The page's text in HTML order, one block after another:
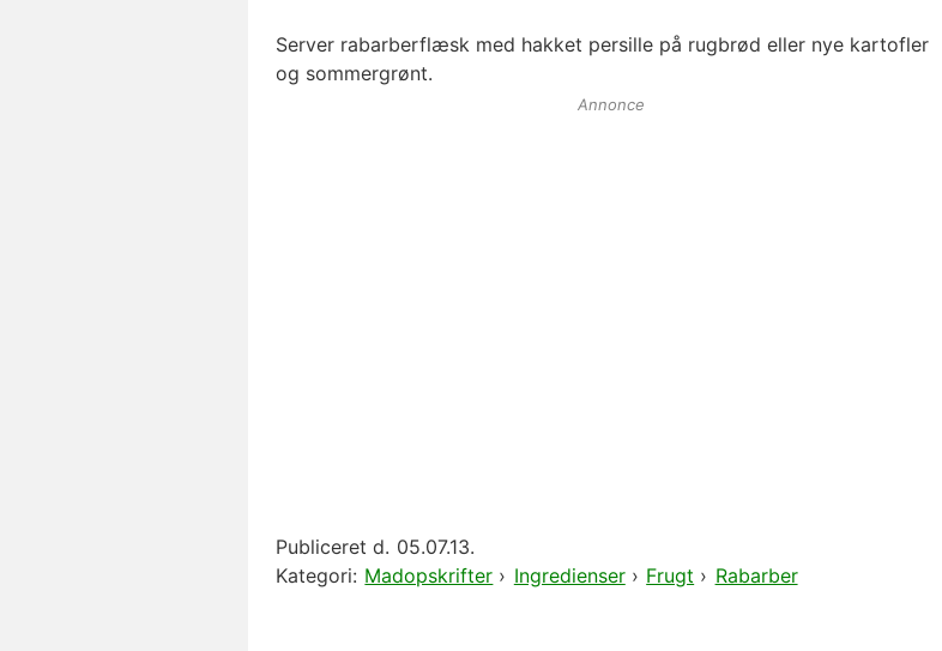
Server rabarberflæsk med hakket persille på rugbrød eller nye kartofler
og sommergrønt.
Annonce
Publiceret d. 05.07.13.
Kategori: Madopskrifter › Ingredienser› Frugt › Rabarber